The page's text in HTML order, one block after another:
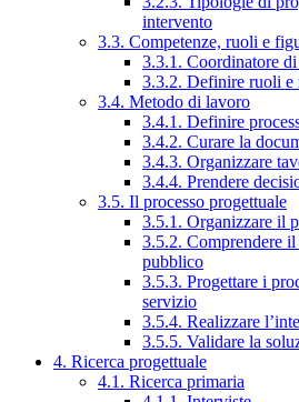
intervento
3.3. Competenze, ruoli e
3.3.1. Coordinatore
3.3.2. Definire ruoli e
3.4. Metodo di lavoro
3.4.1. Definire
3.4.2. Curare la
3.4.3. Organizzare
3.4.4. Prendere
3.5. Il processo progettuale
3.5.1. Organizzare il
3.5.2. Comprendere
pubblico
3.5.3. Progettare i
servizio
3.5.4. Realizzare
3.5.5. Validare la
4. Ricerca progettuale
4.1. Ricerca primaria